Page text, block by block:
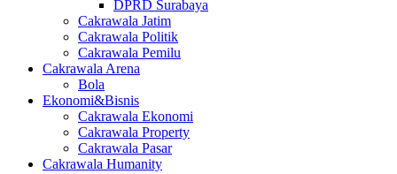
DPRD Surabaya
Cakrawala Jatim
Cakrawala Politik
Cakrawala Pemilu
Cakrawala Arena
Bola
Ekonomi&Bisnis
Cakrawala Ekonomi
Cakrawala Property
Cakrawala Pasar
Cakrawala Humanity